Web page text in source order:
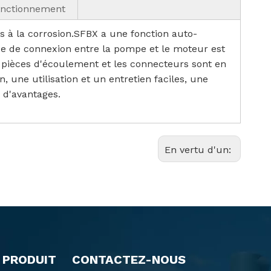
à la corrosion.SFBX a une fonction auto-
de connexion entre la pompe et le moteur est
d'écoulement et les connecteurs sont en
une utilisation et un entretien faciles, une
En vertu d'un:
CONTACTEZ-NOUS